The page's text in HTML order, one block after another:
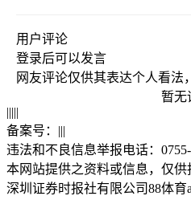
用户评论
登录后可以发言
网友评论仅供其表达个人看法
暂无
|||||
备案号： |||
违法和不良信息举报电话：0755-
本网站提供之资料或信息，仅
深圳证券时报社有限公司88体